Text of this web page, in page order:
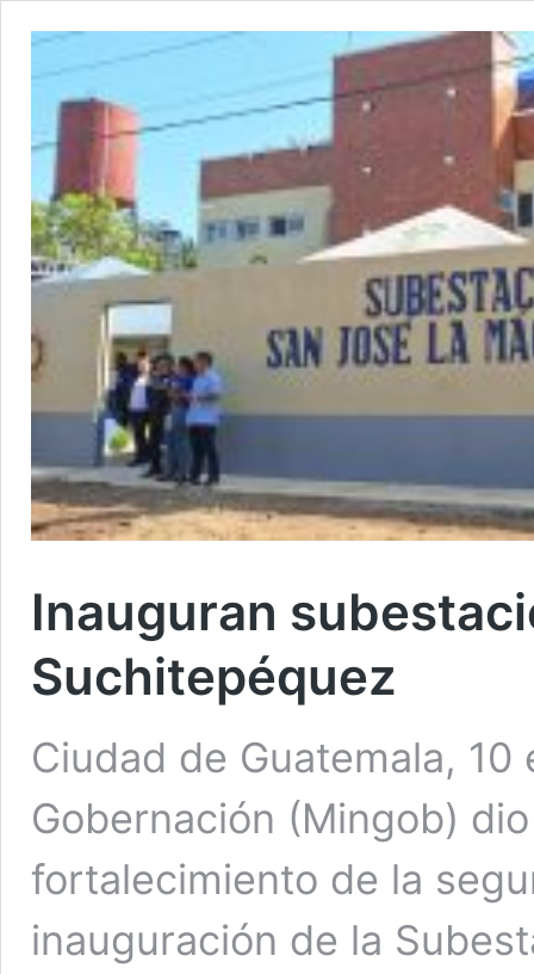
Inauguran
Suchitepéquez
Ciudad de Guatemala, 10
Gobernación (Mingob)
fortalecimiento de la
inauguración de la